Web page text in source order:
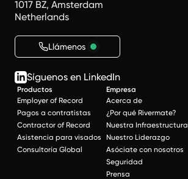
1017 BZ, Amsterdam
Netherlands
Llámenos
Síguenos en LinkedIn
Productos
Employer of Record
Pagos a contratistas
Contractor of Record
Asistencia para visados
Consultoría Global
Empresa
Acerca de
¿Por qué Rivermate?
Nuestra Infraestructura
Nuestro Liderazgo
Asóciate con nosotros
Seguridad
Prensa